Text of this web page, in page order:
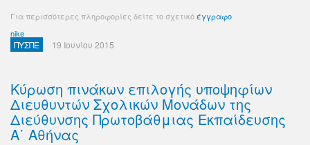
Για περισσότερες πληροφορίες δείτε το σχετικόέγγραφο
nike
ΠΥΣΠΕ 19 Ιουνίου 2015
Κύρωση πινάκων επιλογής υποψηφίων
Διευθυντών Σχολικών Μονάδων της
Διεύθυνσης Πρωτοβάθμιας Εκπαίδευσης
Α΄ Αθήνας